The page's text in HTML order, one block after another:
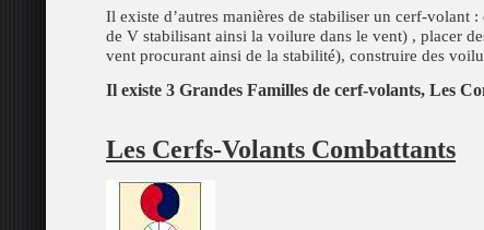
Il existe d’autres manières de stabiliser un cerf-
de V stabilisant ainsi la voilure dans le vent) , placer
vent procurant ainsi de la stabilité), construire des
Il existe 3 Grandes Familles de cerf-volants, Les
Les Cerfs-Volants Combattants